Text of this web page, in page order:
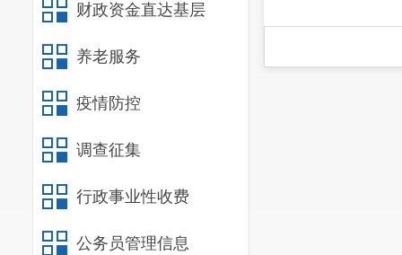
财政资金直达基层
养老服务
疫情防控
调查征集
行政事业性收费
公务员管理信息